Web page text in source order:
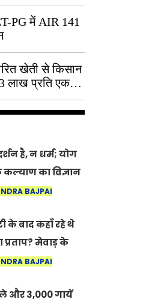
PG में AIR 141
खेती से किसान
लाख प्रति एकड़
है, न धर्म; योग
का विज्ञान
योग दिवस
BAJPAI
के बाद कहाँ रहे थे
प्रताप? मेवाड़ के
वह अनकहा
है
BAJPAI
और 3,000 गायें